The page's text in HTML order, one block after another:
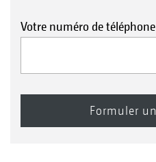
Votre numéro de téléphone